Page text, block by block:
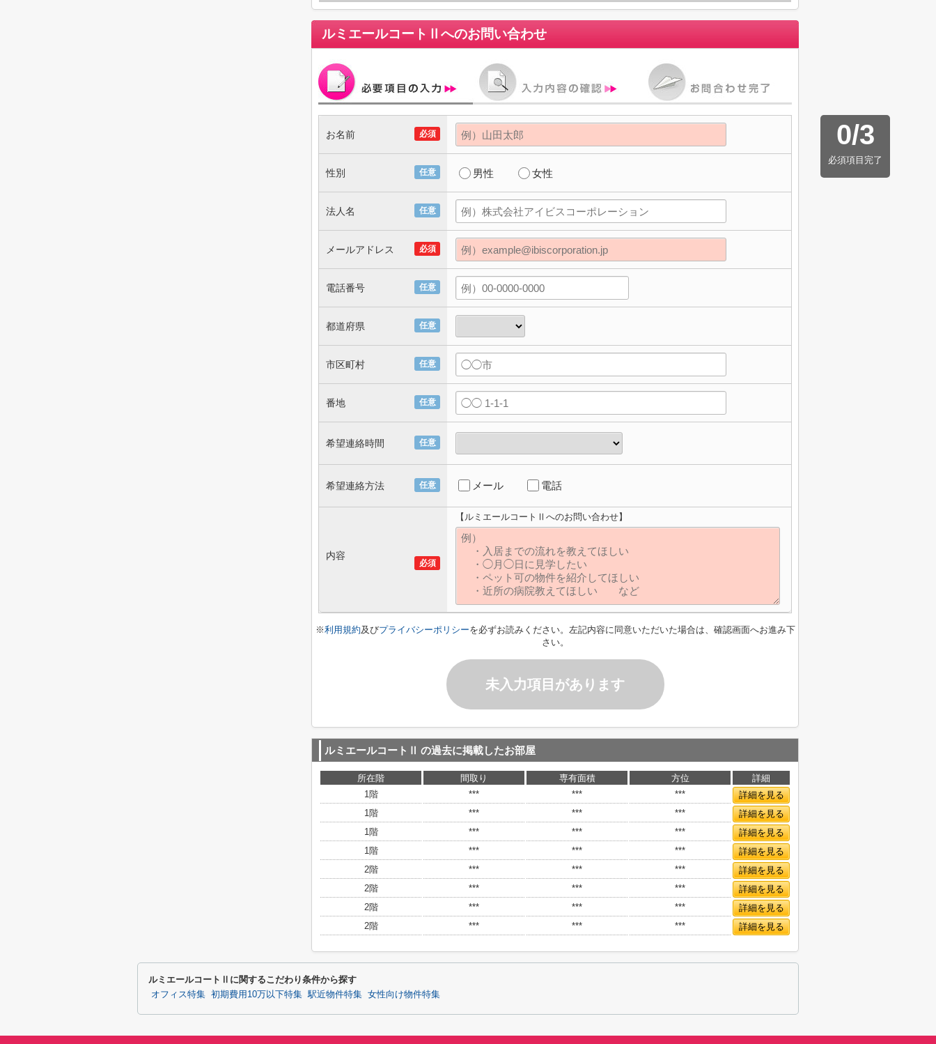
ルミエールコートⅡ へのお問い合わせ
0/3
必須項目完了
必須
お名前
任意
性別 男性 女性
任意
法人名
必須
メールアドレス
任意
電話番号
任意
都道府県
任意
市区町村
任意
番地
任意
希望連絡時間
任意
希望連絡方法 メール 電話
必須
内容
【ルミエールコートⅡへのお問い合わせ】
※利用規約及びプライバシーポリシーを必ずお読みください。左記内容に同意いただいた場合は、確認画面へお進み下
さい。
未入力項目があります
ルミエールコートⅡ の過去に掲載したお部屋
所在階 間取り 専有面積 方位
詳細
1階
*** *** ***
詳細を見る
1階
*** *** ***
詳細を見る
1階
*** *** ***
詳細を見る
1階
*** *** ***
詳細を見る
2階
*** *** ***
詳細を見る
2階
*** *** ***
詳細を見る
2階
*** *** ***
詳細を見る
2階
*** *** *** 詳細を見る
ルミエールコートⅡに関するこだわり条件から探す
オフィス特集 初期費用10万以下特集 駅近物件特集 女性向け物件特集